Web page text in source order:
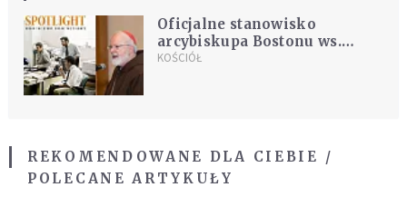
Oficjalne stanowisko
arcybiskupa Bostonu ws.
"Spotlight"
KOŚCIÓŁ
REKOMENDOWANE DLA CIEBIE /
POLECANE ARTYKUŁY